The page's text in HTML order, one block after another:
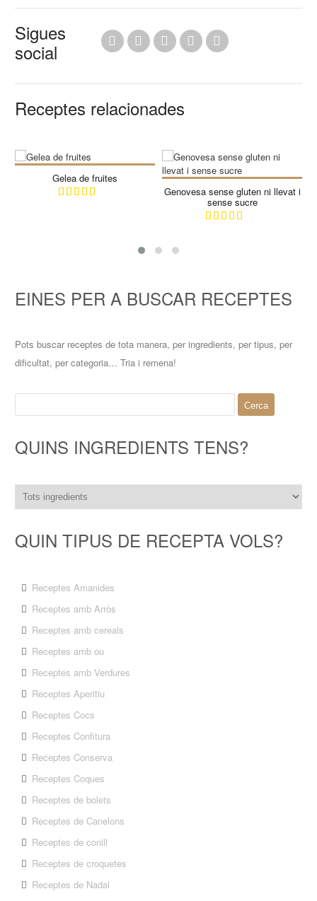
Sigues
social
Receptes relacionades
Gelea de fruites
Genovesa sense gluten ni llevat i
sense sucre
EINES PER A BUSCAR RECEPTES
Pots buscar receptes de tota manera, per ingredients, per tipus, per
dificultat, per categoria… Tria i remena!
QUINS INGREDIENTS TENS?
QUIN TIPUS DE RECEPTA VOLS?
Receptes Amanides
Receptes amb Arròs
Receptes amb cereals
Receptes amb ou
Receptes amb Verdures
Receptes Aperitiu
Receptes Cocs
Receptes Confitura
Receptes Conserva
Receptes Coques
Receptes de bolets
Receptes de Canelons
Receptes de conill
Receptes de croquetes
Receptes de Nadal